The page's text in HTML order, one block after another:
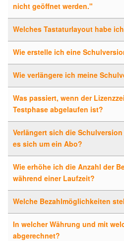
nicht geöffnet werden."
Welches Tastaturlayout habe
Wie erstelle ich eine
Wie verlängere ich meine
Was passiert, wenn der
Testphase abgelaufen ist?
Verlängert sich die
es sich um ein Abo?
Wie erhöhe ich die Anzahl der
während einer Laufzeit?
Welche Bezahlmöglichkeiten
In welcher Währung und mit
abgerechnet?